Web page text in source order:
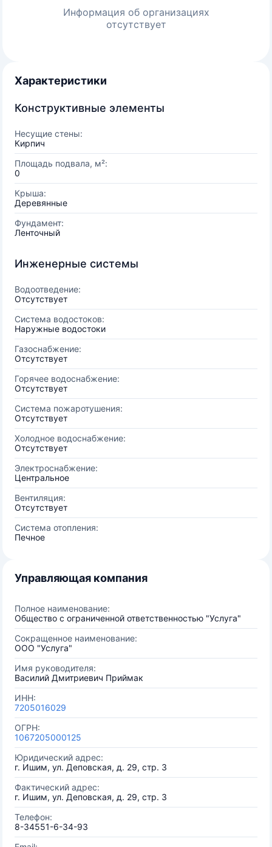
Информация об организациях
отсутствует
Характеристики
Конструктивные элементы
Несущие стены:
Кирпич
Площадь подвала, м²:
0
Крыша:
Деревянные
Фундамент:
Ленточный
Инженерные системы
Водоотведение:
Отсутствует
Система водостоков:
Наружные водостоки
Газоснабжение:
Отсутствует
Горячее водоснабжение:
Отсутствует
Система пожаротушения:
Отсутствует
Холодное водоснабжение:
Отсутствует
Электроснабжение:
Центральное
Вентиляция:
Отсутствует
Система отопления:
Печное
Управляющая компания
Полное наименование:
Общество с ограниченной ответственностью "Услуга"
Сокращенное наименование:
ООО "Услуга"
Имя руководителя:
Василий Дмитриевич Приймак
ИНН:
7205016029
ОГРН:
1067205000125
Юридический адрес:
г. Ишим, ул. Деповская, д. 29, стр. 3
Фактический адрес:
г. Ишим, ул. Деповская, д. 29, стр. 3
Телефон:
8-34551-6-34-93